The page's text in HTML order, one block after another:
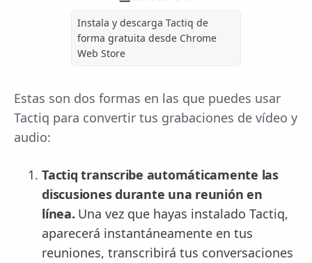
Instala y descarga Tactiq de
forma gratuita desde Chrome
Web Store
Estas son dos formas en las que puedes usar
Tactiq para convertir tus grabaciones de vídeo y
audio:
Tactiq transcribe automáticamente las
discusiones durante una reunión en
línea. Una vez que hayas instalado Tactiq,
aparecerá instantáneamente en tus
reuniones, transcribirá tus conversaciones